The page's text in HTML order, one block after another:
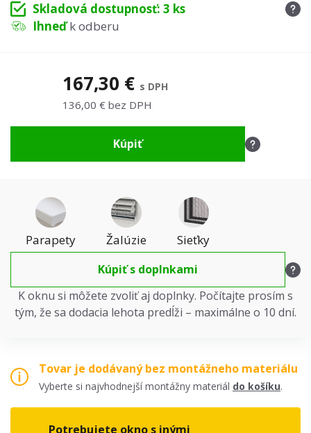
Skladová dostupnosť: 3 ks
Ihneďk odberu
167,30 € s DPH
136,00 € bez DPH
Kúpiť
Parapety Žalúzie Sieťky
Kúpiť s doplnkami
K oknu si môžete zvoliť aj doplnky. Počítajte prosím s
tým, že sa dodacia lehota predĺži – maximálne o 10 dní.
Tovar je dodávaný bez montážneho materiálu
Vyberte si najvhodnejší montážny materiál do košíku.
Potrebujete okno s inými